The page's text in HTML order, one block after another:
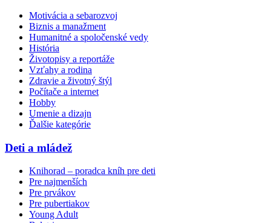
Motivácia a sebarozvoj
Biznis a manažment
Humanitné a spoločenské vedy
História
Životopisy a reportáže
Vzťahy a rodina
Zdravie a životný štýl
Počítače a internet
Hobby
Umenie a dizajn
Ďalšie kategórie
Deti a mládež
Knihorad – poradca kníh pre deti
Pre najmenších
Pre prvákov
Pre pubertiakov
Young Adult